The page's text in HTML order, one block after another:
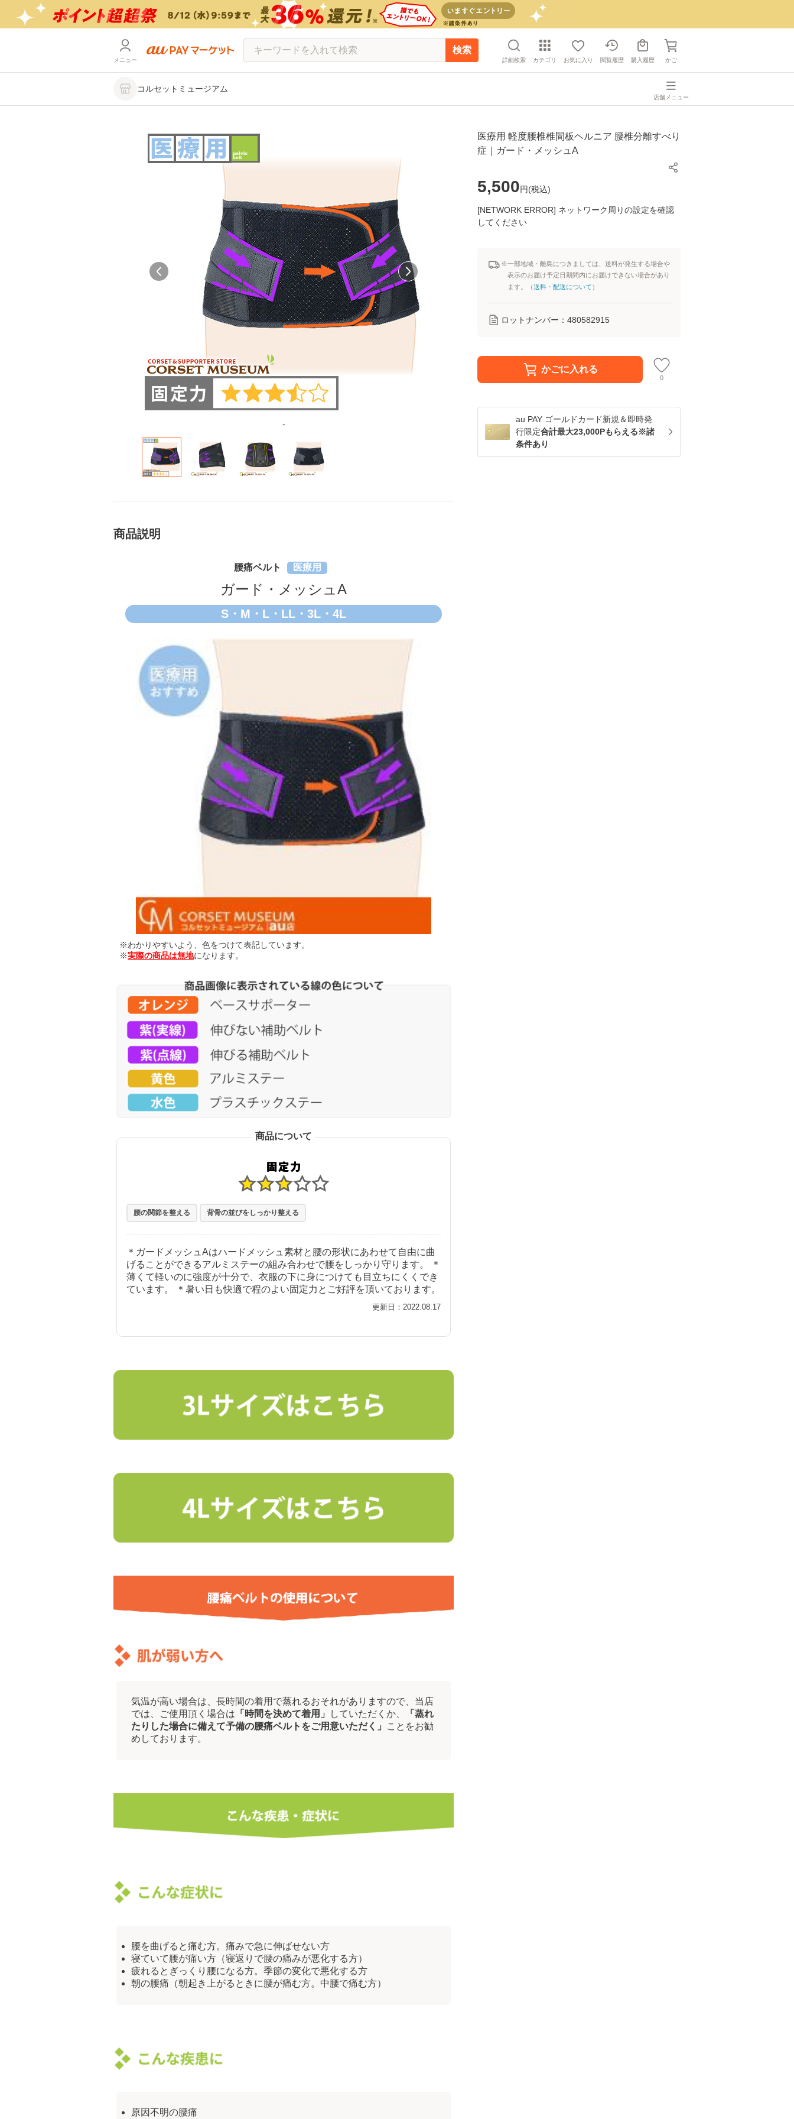
メニュー
検索
詳細検索 カテゴリ お気に入り 閲覧履歴 購入履歴 かご
コルセットミュージアム
店舗メニュー
-
医療用 軽度腰椎椎間板ヘルニア 腰椎分離すべり
症｜ガード・メッシュA
5,500円(税込)
[NETWORK ERROR] ネットワーク周りの設定を確認
してください
※一部地域・離島につきましては、送料が発生する場合や
表示のお届け予定日期間内にお届けできない場合があり
ます。（送料・配送について ）
ロットナンバー： 480582915
かごに入れる
0
au PAY ゴールドカード新規＆即時発
行限定合計最大23,000Pもらえる※諸
条件あり
商品説明
腰痛ベルト 医療用
ガード・メッシュA
S・M・L・LL・3L・4L
※わかりやすいよう、色をつけて表記しています。
※実際の商品は無地になります。
商品について
腰の関節を整える 背骨の並びをしっかり整える
＊ガードメッシュAはハードメッシュ素材と腰の形状にあわせて自由に曲
げることができるアルミステーの組み合わせで腰をしっかり守ります。 ＊
薄くて軽いのに強度が十分で、衣服の下に身につけても目立ちにくくでき
ています。 ＊暑い日も快適で程のよい固定力とご好評を頂いております。
更新日：2022.08.17
気温が高い場合は、長時間の着用で蒸れるおそれがありますので、当店
では、ご使用頂く場合は 「時間を決めて着用」 していただくか、
「蒸れ
たりした場合に備えて予備の腰痛ベルトをご用意いただく」
ことをお勧
めしております。
腰を曲げると痛む方。痛みで急に伸ばせない方
寝ていて腰が痛い方（寝返りで腰の痛みが悪化する方）
疲れるとぎっくり腰になる方。季節の変化で悪化する方
朝の腰痛（朝起き上がるときに腰が痛む方。中腰で痛む方）
原因不明の腰痛